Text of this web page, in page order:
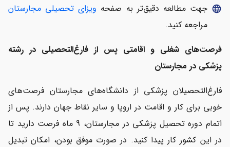
language جهت مطالعه دقیق‌تر به صفحه ویزای تحصیلی مجارستان
مراجعه کنید.
فرصت‌های شغلی و اقامتی پس از فارغ‌التحصیلی در رشته
پزشکی در مجارستان
فارغ‌التحصیلان پزشکی از دانشگاه‌های مجارستان فرصت‌های
خوبی برای کار و اقامت در اروپا و سایر نقاط جهان دارند. پس از
اتمام دوره تحصیل پزشکی در مجارستان، 9 ماه فرصت دارید تا
در این کشور کار پیدا کنید. در صورت موفق بودن، امکان تبدیل